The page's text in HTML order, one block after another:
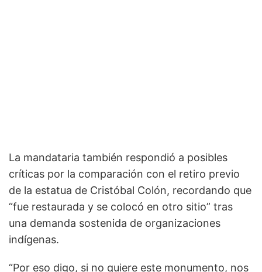
La mandataria también respondió a posibles
críticas por la comparación con el retiro previo
de la estatua de Cristóbal Colón, recordando que
“fue restaurada y se colocó en otro sitio” tras
una demanda sostenida de organizaciones
indígenas.
“Por eso digo, si no quiere este monumento, nos